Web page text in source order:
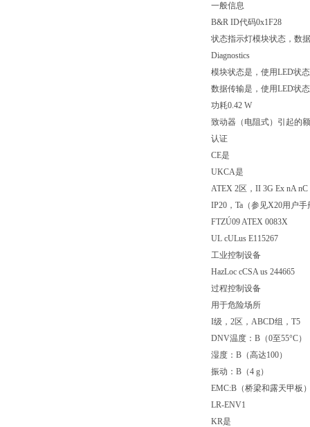
一般信息
B&R ID代码0x1F28
状态指示灯模块状态，数
Diagnostics
模块状态是，使用LED状
数据传输是，使用LED状
功耗0.42 W
致动器（电阻式）引起的
认证
CE是
UKCA是
ATEX 2区，II 3G Ex nA
IP20，Ta（参见X20用户手
FTZÚ09 ATEX 0083X
UL cULus E115267
工业控制设备
HazLoc cCSA us 244665
过程控制设备
用于危险场所
I级，2区，ABCD组，T5
DNV温度：B（0至55°C）
湿度：B（高达100）
振动：B（4 g）
EMC:B（桥梁和露天甲板
LR-ENV1
KR是